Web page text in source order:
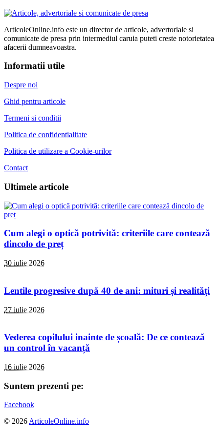
ArticoleOnline.info este un director de articole, advertoriale si
comunicate de presa prin intermediul caruia puteti creste notorietatea
afacerii dumneavoastra.
Informatii utile
Despre noi
Ghid pentru articole
Termeni si conditii
Politica de confidentialitate
Politica de utilizare a Cookie-urilor
Contact
Ultimele articole
Cum alegi o optică potrivită: criteriile care contează
dincolo de preț
30 iulie 2026
Lentile progresive după 40 de ani: mituri și realități
27 iulie 2026
Vederea copilului inainte de școală: De ce contează
un control în vacanță
16 iulie 2026
Suntem prezenti pe:
Facebook
© 2026 ArticoleOnline.info